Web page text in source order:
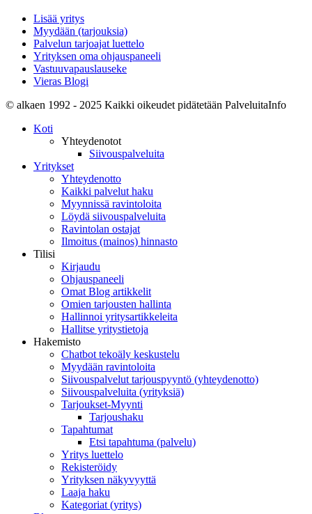
Lisää yritys
Myydään (tarjouksia)
Palvelun tarjoajat luettelo
Yrityksen oma ohjauspaneeli
Vastuuvapauslauseke
Vieras Blogi
© alkaen 1992 - 2025 Kaikki oikeudet pidätetään PalveluitaInfo
Koti
Yhteydenotot
Siivouspalveluita
Yritykset
Yhteydenotto
Kaikki palvelut haku
Myynnissä ravintoloita
Löydä siivouspalveluita
Ravintolan ostajat
Ilmoitus (mainos) hinnasto
Tilisi
Kirjaudu
Ohjauspaneeli
Omat Blog artikkelit
Omien tarjousten hallinta
Hallinnoi yritysartikkeleita
Hallitse yritystietoja
Hakemisto
Chatbot tekoäly keskustelu
Myydään ravintoloita
Siivouspalvelut tarjouspyyntö (yhteydenotto)
Siivouspalveluita (yrityksiä)
Tarjoukset-Myynti
Tarjoushaku
Tapahtumat
Etsi tapahtuma (palvelu)
Yritys luettelo
Rekisteröidy
Yrityksen näkyvyyttä
Laaja haku
Kategoriat (yritys)